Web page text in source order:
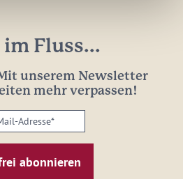
Fluss...
unserem Newsletter
mehr verpassen!